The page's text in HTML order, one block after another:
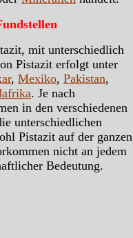
mit unterschiedlich
Pistazit erfolgt unter
, Mexiko, Pakistan,
. Je nach
in den verschiedenen
unterschiedlichen
Pistazit auf der
nicht an jedem
Bedeutung.